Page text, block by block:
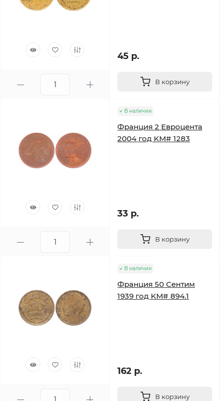
45 р.
В корзину
В наличии
Франция 2 Евроцента
2004 год KM# 1283
33 р.
В корзину
В наличии
Франция 50 Сентим
1939 год KM# 894.1
162 р.
В корзину